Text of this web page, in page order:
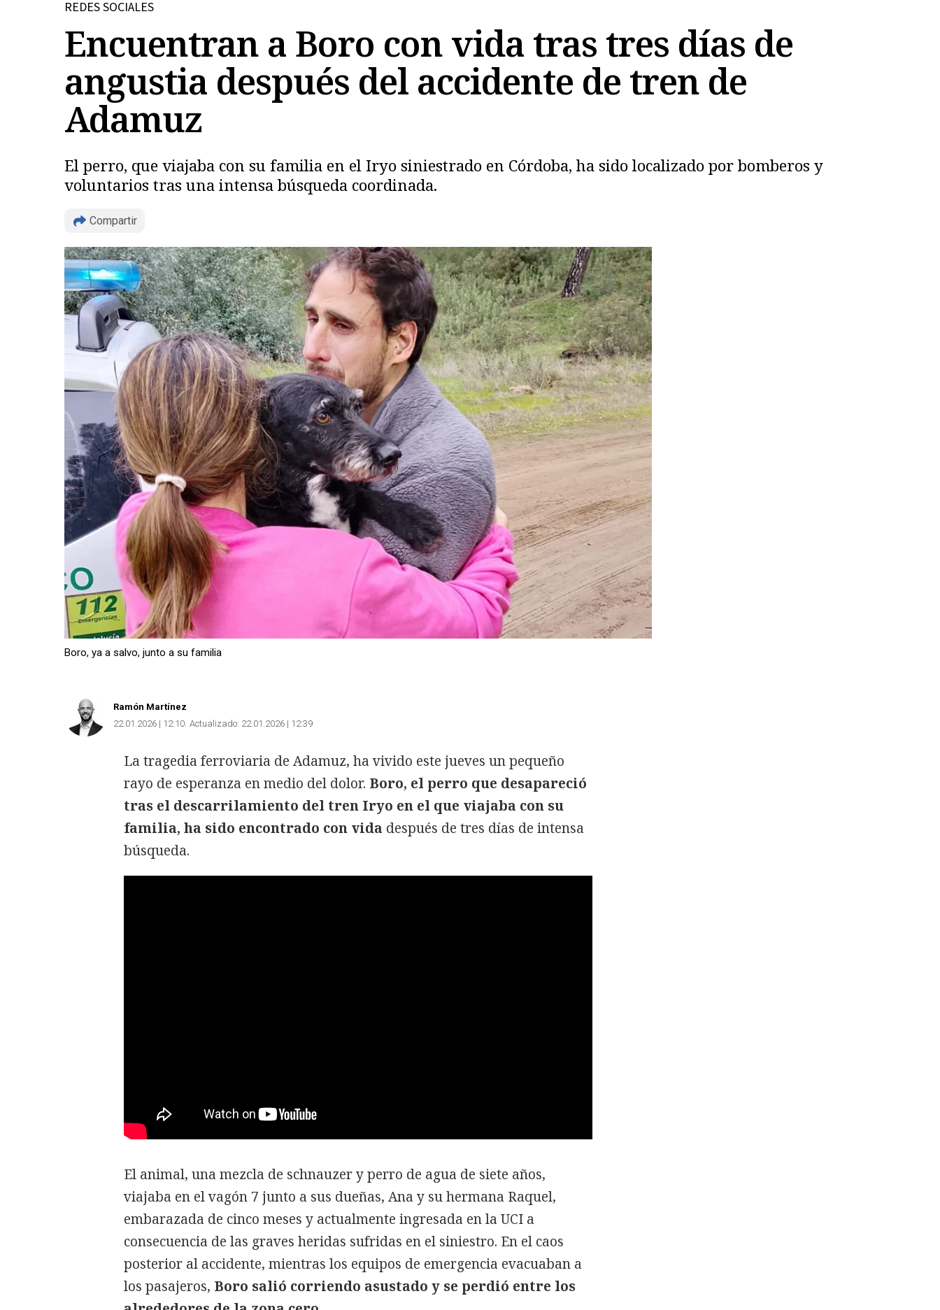
REDES SOCIALES
Encuentran a Boro con vida tras tres días de
angustia después del accidente de tren de
Adamuz
El perro, que viajaba con su familia en el Iryo siniestrado en Córdoba, ha sido localizado por bomberos y
voluntarios tras una intensa búsqueda coordinada.
Compartir
Copiar
Boro, ya a salvo, junto a su familia
Ramón Martínez
22.01.2026 | 12:10 Actualizado: 22.01.2026 | 12:39
La tragedia ferroviaria de Adamuz, ha vivido este jueves un pequeño
rayo de esperanza en medio del dolor. Boro, el perro que desapareció
tras el descarrilamiento del tren Iryo en el que viajaba con su
familia, ha sido encontrado con vida después de tres días de intensa
búsqueda.
El animal, una mezcla de schnauzer y perro de agua de siete años,
viajaba en el vagón 7 junto a sus dueñas, Ana y su hermana Raquel,
embarazada de cinco meses y actualmente ingresada en la UCI a
consecuencia de las graves heridas sufridas en el siniestro. En el caos
posterior al accidente, mientras los equipos de emergencia evacuaban a
los pasajeros, Boro salió corriendo asustado y se perdió entre los